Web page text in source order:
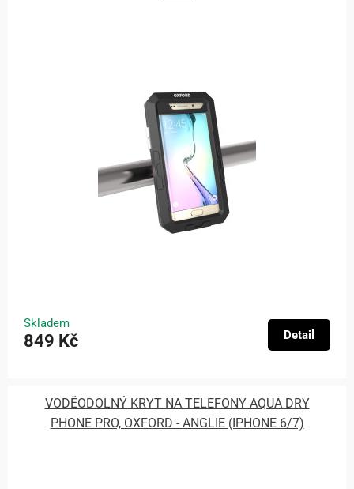
Skladem
849 Kč Detail
VODĚODOLNÝ KRYT NA TELEFONY AQUA DRY
PHONE PRO, OXFORD - ANGLIE (IPHONE 6/7)